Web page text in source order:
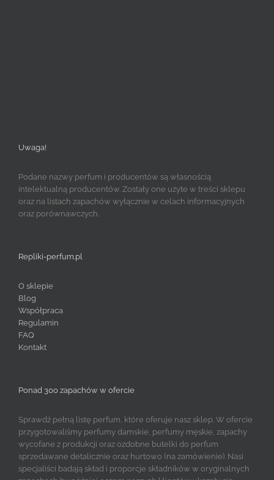
Uwaga!
Podane nazwy perfum i producentów są własnością
intelektualną producentów. Zostały one użyte w treści sklepu
oraz na listach zapachów wyłącznie w celach informacyjnych
oraz porównawczych.
Repliki-perfum.pl
O sklepie
Blog
Współpraca
Regulamin
FAQ
Kontakt
Ponad 300 zapachów w ofercie
Sprawdź pełną listę perfum, które oferuje nasz sklep. W ofercie
przygotowaliśmy perfumy damskie, perfumy męskie, zapachy
wycofane z produkcji oraz ozdobne butelki do perfum
sprzedawane detalicznie oraz hurtowo (na zamówienie). Nasi
specjaliści badają skład i proporcje składników w oryginalnych